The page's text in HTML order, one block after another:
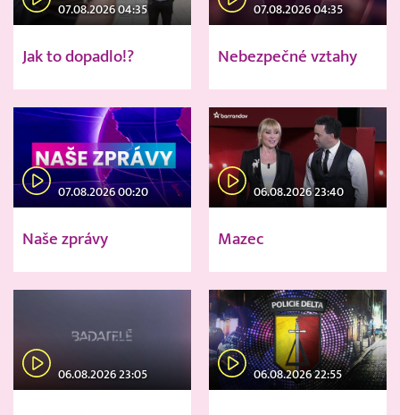
07.08.2026 04:35
Jak to dopadlo!?
07.08.2026 04:35
Nebezpečné vztahy
07.08.2026 00:20
Naše zprávy
06.08.2026 23:40
Mazec
06.08.2026 23:05 06.08.2026 22:55